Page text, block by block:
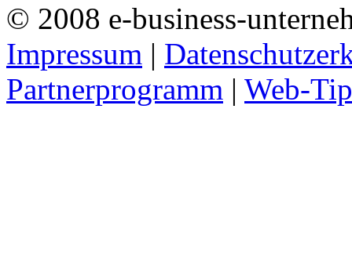
© 2008 e-business-
Impressum |
Partnerprogramm | Web-